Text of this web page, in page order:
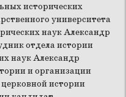
исторических
университета
наук Александр
отдела истории
наук Александр
и организации
истории